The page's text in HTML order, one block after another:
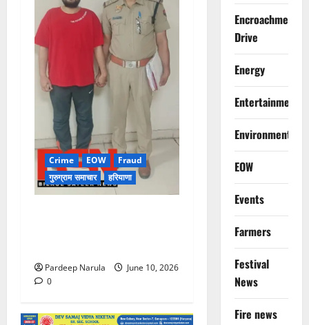
Crime EOW
Fraud
गुरुग्राम समाचार
हरियाणा
Pardeep Narula
June 10, 2026
0
Encroachment
Drive
Energy
Entertainment
Environment
EOW
Events
Farmers
Festival
News
Fire news